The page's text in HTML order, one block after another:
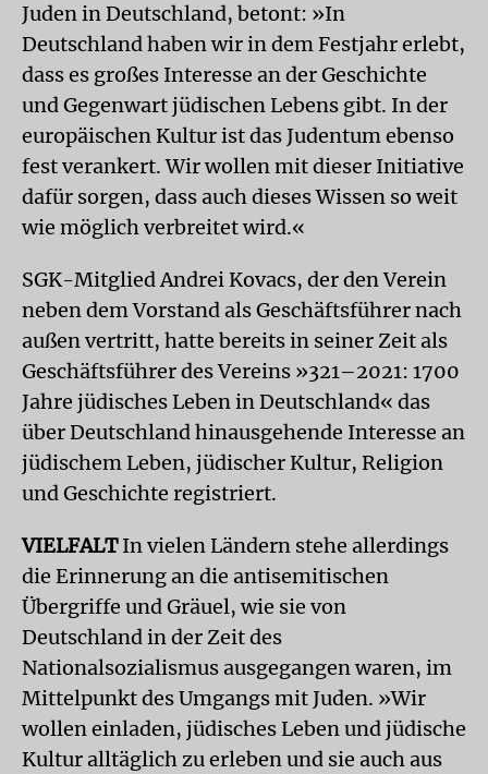
Juden in Deutschland, betont: »In
Deutschland haben wir in dem Festjahr erlebt,
dass es großes Interesse an der Geschichte
und Gegenwart jüdischen Lebens gibt. In der
europäischen Kultur ist das Judentum ebenso
fest verankert. Wir wollen mit dieser Initiative
dafür sorgen, dass auch dieses Wissen so weit
wie möglich verbreitet wird.«
SGK-Mitglied Andrei Kovacs, der den Verein
neben dem Vorstand als Geschäftsführer nach
außen vertritt, hatte bereits in seiner Zeit als
Geschäftsführer des Vereins »321–2021: 1700
Jahre jüdisches Leben in Deutschland« das
über Deutschland hinausgehende Interesse an
jüdischem Leben, jüdischer Kultur, Religion
und Geschichte registriert.
VIELFALTIn vielen Ländern stehe allerdings
die Erinnerung an die antisemitischen
Übergriffe und Gräuel, wie sie von
Deutschland in der Zeit des
Nationalsozialismus ausgegangen waren, im
Mittelpunkt des Umgangs mit Juden. »Wir
wollen einladen, jüdisches Leben und jüdische
Kultur alltäglich zu erleben und sie auch aus